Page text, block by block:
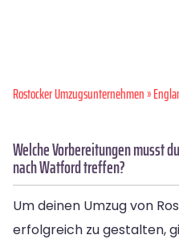
Rostocker Umzugsunternehmen»
Welche Vorbereitungen musst
nach Watford treffen?
Um deinen Umzug von
erfolgreich zu gestalten,